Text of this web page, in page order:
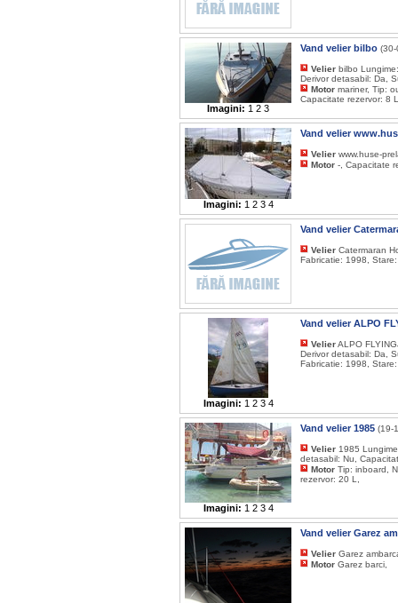
Imagini: 1 2 3
Vand velier bilbo
Velier bilbo
Derivor detasabil: Da,
Motor mariner, Tip:
Capacitate rezervor: 8
Imagini: 1 2 3 4
Vand velier
Velier www.huse-
Motor -, Capacitate
Vand velier
Velier Catermaran
Fabricatie: 1998,
Imagini: 1 2 3 4
Vand velier ALPO
VelierALPO
Derivor detasabil: Da,
Fabricatie: 1998,
Imagini: 1 2 3 4
Vand velier 1985 (19-
Velier 1985
detasabil: Nu,
Motor Tip: inboard,
rezervor: 20 L,
Vand velier Garez
Velier Garez
Motor Garez barci,